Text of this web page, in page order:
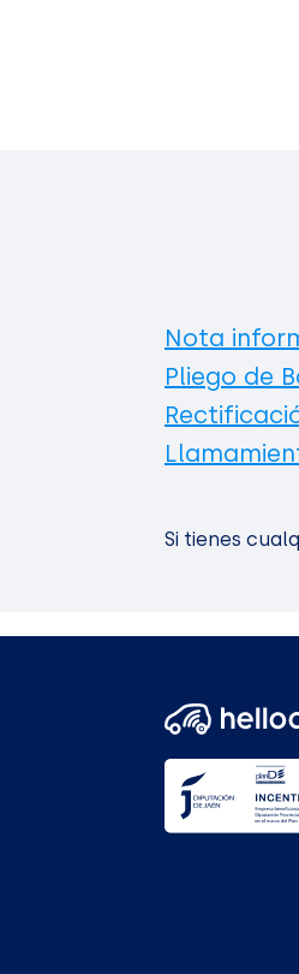
Nota
Pliego de
Si tienes